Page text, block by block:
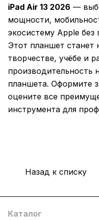
iPad Air 13 2026 —
мощности,
экосистему Apple без
Этот планшет
творчестве, учёбе и
производительность
планшета. Оформите
оцените все
инструмента для
Назад к списку
Каталог